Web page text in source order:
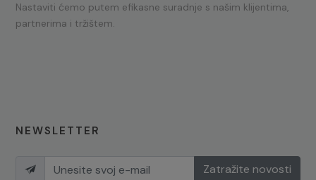
Nastaviti ćemo putem efikasne suradnje s našim klijentima,
partnerima i tržištem.
NEWSLETTER
Zatražite novosti